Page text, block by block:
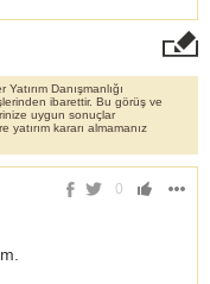
Danışmanlığı
ibarettir. Bu görüş ve
uygun sonuçlar
yatırım kararı almamanız
0